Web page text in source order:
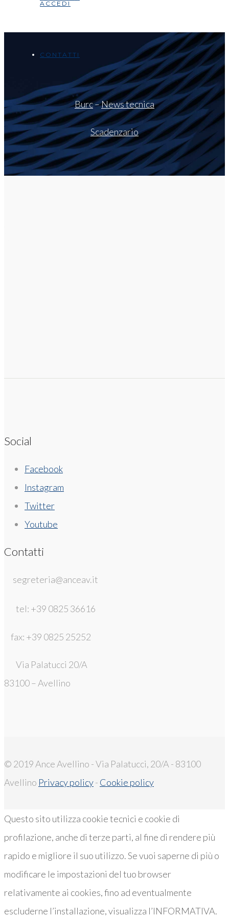
ACCEDI
CONTATTI
Burc–News tecnica
Scadenzario
Social
Facebook
Instagram
Twitter
Youtube
Contatti
segreteria@anceav.it
tel: +39 0825 36616
fax: +39 0825 25252
Via Palatucci 20/A
83100 – Avellino
© 2019 Ance Avellino - Via Palatucci, 20/A - 83100
Avellino Privacy policy- Cookie policy
Questo sito utilizza cookie tecnici e cookie di
profilazione, anche di terze parti, al fine di rendere più
rapido e migliore il suo utilizzo. Se vuoi saperne di più o
modificare le impostazioni del tuo browser
relativamente ai cookies, fino ad eventualmente
escluderne l’installazione, visualizza l’INFORMATIVA.